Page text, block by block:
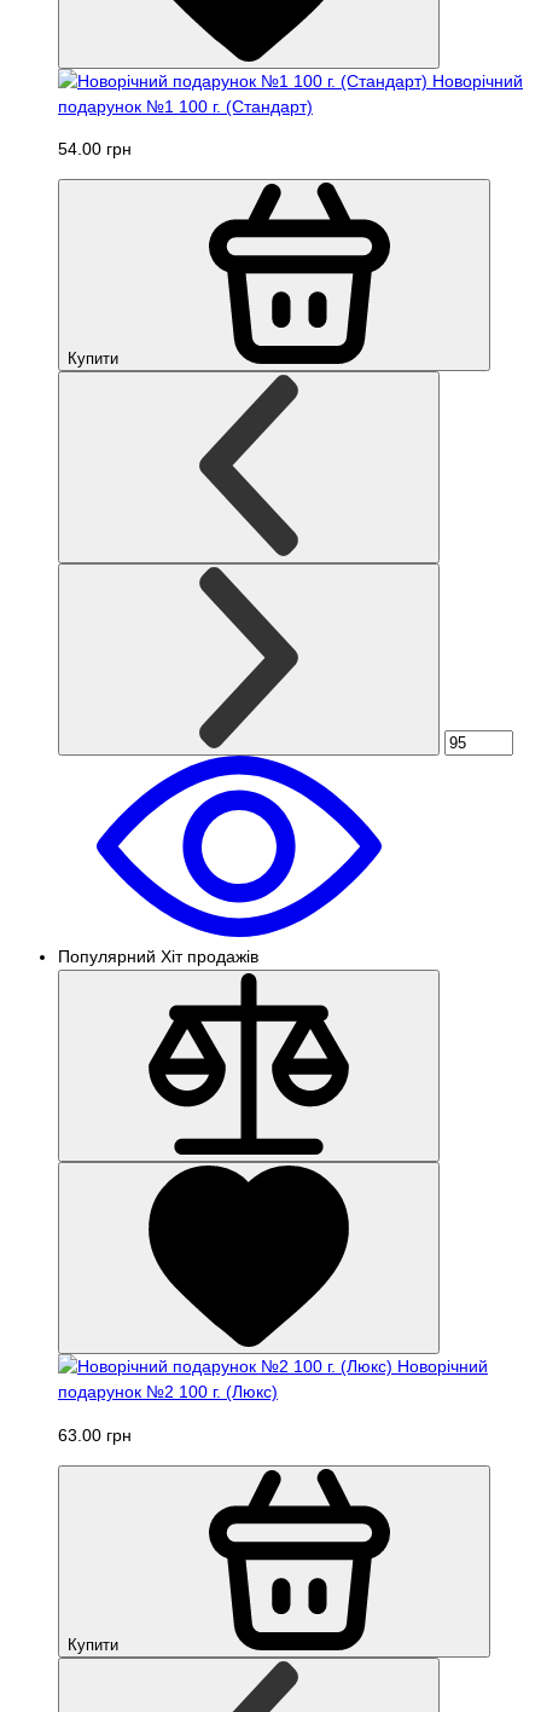
Новорічний
подарунок №1 100 г. (Стандарт)
54.00 грн
Купити
Популярний Хіт продажів
Новорічний
подарунок №2 100 г. (Люкс)
63.00 грн
Купити